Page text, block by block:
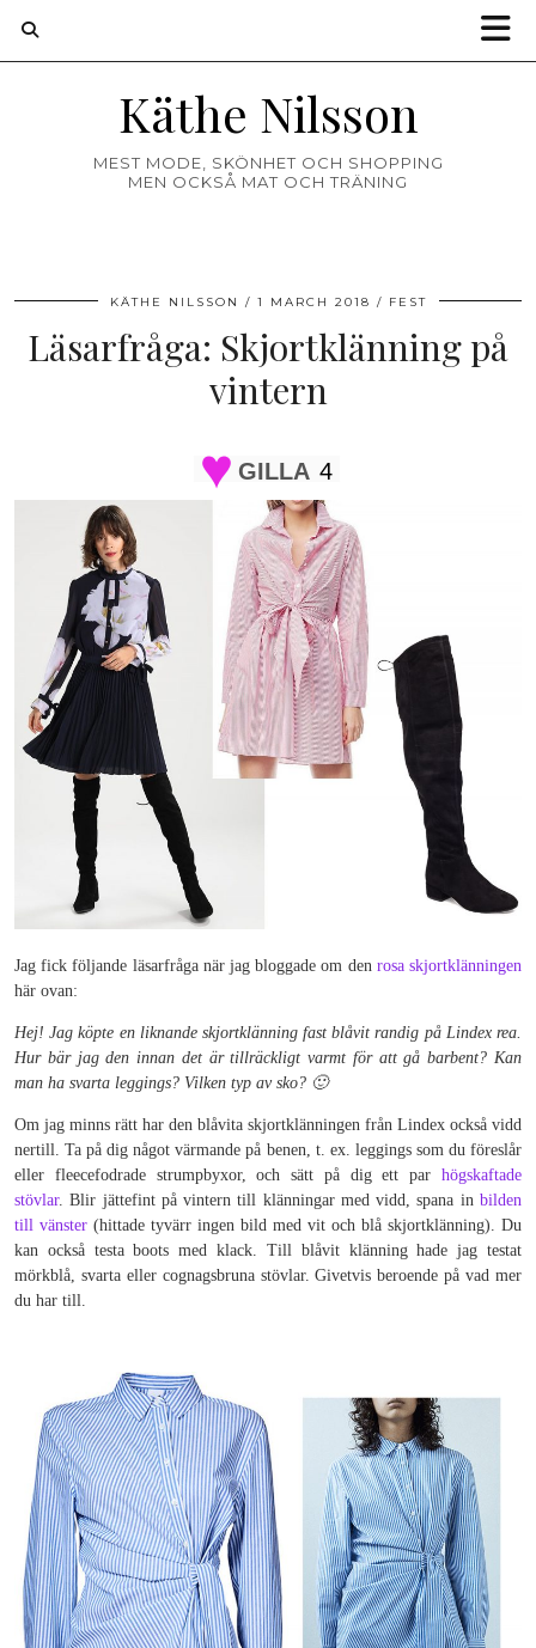
Käthe Nilsson
MEST MODE, SKÖNHET OCH SHOPPING
MEN OCKSÅ MAT OCH TRÄNING
KÄTHE NILSSON 1 MARCH 2018 FEST
Läsarfråga: Skjortklänning på
vintern
GILLA 4
Jag fick följande läsarfråga när jag bloggade om den rosa skjortklänningen
här ovan:
Hej! Jag köpte en liknande skjortklänning fast blåvit randig på Lindex rea.
Hur bär jag den innan det är tillräckligt varmt för att gå barbent? Kan
man ha svarta leggings? Vilken typ av sko? 🙂
Om jag minns rätt har den blåvita skjortklänningen från Lindex också vidd
nertill. Ta på dig något värmande på benen, t. ex. leggings som du föreslår
eller fleecefodrade strumpbyxor, och sätt på dig ett par högskaftade
stövlar. Blir jättefint på vintern till klänningar med vidd, spana in bilden
till vänster (hittade tyvärr ingen bild med vit och blå skjortklänning). Du
kan också testa boots med klack. Till blåvit klänning hade jag testat
mörkblå, svarta eller cognagsbruna stövlar. Givetvis beroende på vad mer
du har till.